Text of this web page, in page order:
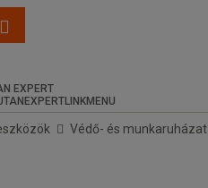
EXPERT
Védő- és munkaruházat